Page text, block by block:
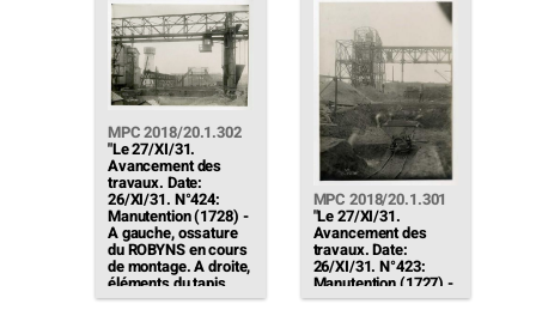
grue lève les mats.
Remblais
commencés autour
des fosses"
MPC 2018/20.1.302
"Le 27/XI/31.
Avancement des
travaux. Date:
26/XI/31. N°424:
Manutention (1728) -
A gauche, ossature
du ROBYNS en cours
de montage. A droite,
éléments du tapis
transporteur. A
MPC 2018/20.1.301
"Le 27/XI/31.
Avancement des
travaux. Date:
26/XI/31. N°423:
Manutention (1727) -
Au fond, une équipe